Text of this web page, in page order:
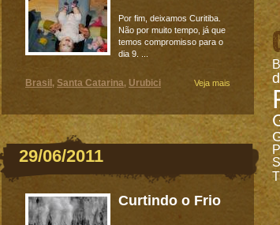
Por fim, deixamos Curitiba.
Não por muito tempo, já que
temos compromisso para o
dia 9. ...
Veja mais
Brasil , Santa Catarina, Urubici
29/06/2011
Curtindo o Frio